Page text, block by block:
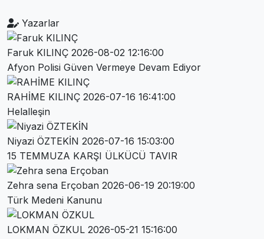
Yazarlar
Faruk KILINÇ 2026-08-02 12:16:00
Afyon Polisi Güven Vermeye Devam Ediyor
RAHİME KILINÇ 2026-07-16 16:41:00
Helalleşin
Niyazi ÖZTEKİN 2026-07-16 15:03:00
15 TEMMUZA KARŞI ÜLKÜCÜ TAVIR
Zehra sena Erçoban 2026-06-19 20:19:00
Türk Medeni Kanunu
LOKMAN ÖZKUL 2026-05-21 15:16:00